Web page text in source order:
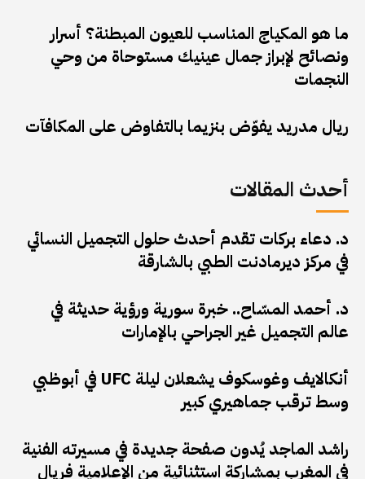
ما هو المكياج المناسب للعيون المبطنة؟ أسرار
ونصائح لإبراز جمال عينيك مستوحاة من وحي
النجمات
ريال مدريد يفوّض بنزيما بالتفاوض على المكافآت
أحدث المقالات
د. دعاء بركات تقدم أحدث حلول التجميل النسائي
في مركز ديرمادنت الطبي بالشارقة
د. أحمد المسّاح.. خبرة سورية ورؤية حديثة في
عالم التجميل غير الجراحي بالإمارات
أنكالايف وغوسكوف يشعلان ليلة UFC في أبوظبي
وسط ترقب جماهيري كبير
راشد الماجد يُدون صفحة جديدة في مسيرته الفنية
في المغرب بمشاركة استثنائية من الإعلامية فريال